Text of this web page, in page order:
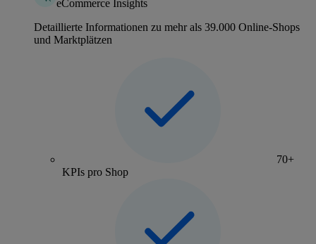
eCommerce Insights
Detaillierte Informationen zu mehr als 39.000 Online-Shops
und Marktplätzen
70+
KPIs pro Shop